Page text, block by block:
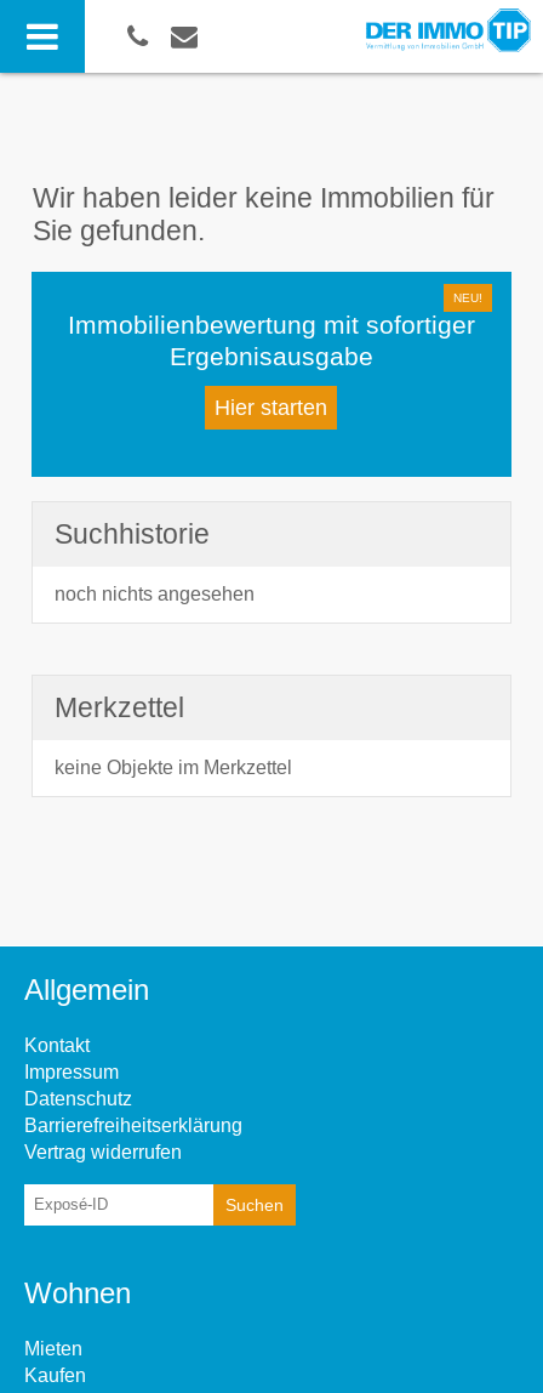
Wir haben leider keine Immobilien für
Sie gefunden.
Immobilienbewertung mit sofortiger
Ergebnisausgabe
Hier starten
Suchhistorie
noch nichts angesehen
Merkzettel
keine Objekte im Merkzettel
Allgemein
Kontakt
Impressum
Datenschutz
Barrierefreiheitserklärung
Vertrag widerrufen
Wohnen
Mieten
Kaufen